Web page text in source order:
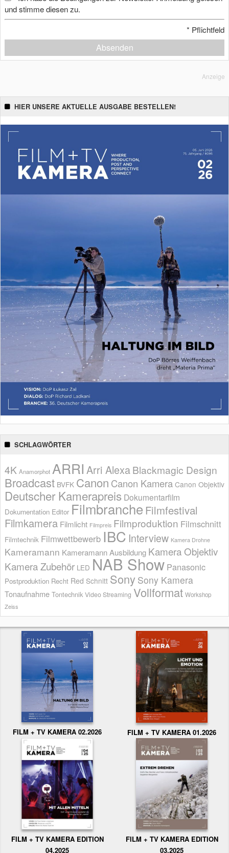
und stimme diesen zu.
* Pflichtfeld
Absenden
Anzeige
HIER UNSERE AKTUELLE AUSGABE BESTELLEN!
SCHLAGWÖRTER
4K Anamorphot ARRI Arri AlexaBlackmagic Design
Broadcast BVFK Canon Canon Kamera Canon Objektiv
Deutscher Kamerapreis Dokumentarfilm
Dokumentation Editor Filmbranche Filmfestival
Filmkamera Filmlicht Filmpreis Filmproduktion Filmschnitt
Filmtechnik Filmwettbewerb IBC Interview Kamera Drohne
Kameramann Kameramann Ausbildung Kamera Objektiv
Kamera Zubehör LED NAB Show Panasonic
Postproduktion Recht Red Schnitt Sony Sony Kamera
Tonaufnahme Tontechnik Video Streaming Vollformat Workshop
Zeiss
FILM + TV KAMERA 02.2026 FILM + TV KAMERA 01.2026
FILM + TV KAMERA EDITION
04.2025
FILM + TV KAMERA EDITION
03.2025